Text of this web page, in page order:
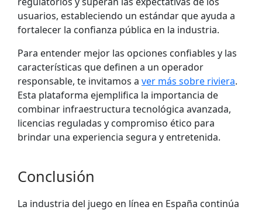
usuarios, estableciendo un estándar que ayuda a
fortalecer la confianza pública en la industria.
Para entender mejor las opciones confiables y las
características que definen a un operador
responsable, te invitamos a ver más sobre riviera.
Esta plataforma ejemplifica la importancia de
combinar infraestructura tecnológica avanzada,
licencias reguladas y compromiso ético para
brindar una experiencia segura y entretenida.
Conclusión
La industria del juego en línea en España continúa